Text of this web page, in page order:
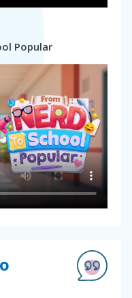
Popular